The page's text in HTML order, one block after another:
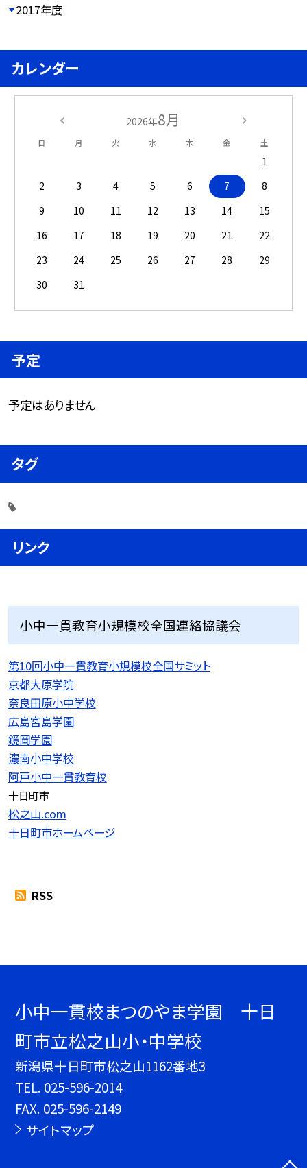
2017年度
カレンダー
2026年8月
日 月 火 水 木 金 土
1
2
3 4 5 6 7
8
9
10 11 12 13 14
15
16
17 18 19 20 21
22
23
24 25 26 27 28
29
30
31
予定
予定はありません
タグ
リンク
小中一貫教育小規模校全国連絡協議会
第10回小中一貫教育小規模校全国サミット
京都大原学院
奈良田原小中学校
広島宮島学園
鏡岡学園
濃南小中学校
阿戸小中一貫教育校
十日町市
松之山.com
十日町市ホームページ
RSS
小中一貫校まつのやま学園 十日
町市立松之山小・中学校
新潟県十日町市松之山1162番地3
TEL. 025-596-2014
FAX. 025-596-2149
サイトマップ